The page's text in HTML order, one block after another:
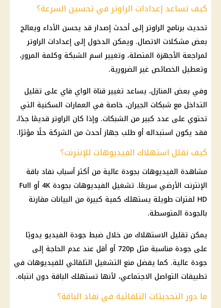
كيف تساعد إعدادات الراوتر في تحسين السرعة؟
تحديث برنامج الراوتر إلى أحدث إصدار قد يحسن الأداء ويعالج
بعض مشكلات الاتصال. ويمكن الدخول إلى إعدادات الراوتر
لمراجعة الأجهزة المتصلة، وتغيير اسم الشبكة وكلمة المرور،
وتعطيل الخصائص غير الضرورية.
وفي بعض المنازل، يساعد تغيير قناة الواي فاي على تقليل
التداخل مع شبكات الجيران، خاصة في العمارات السكنية التي
تحتوي على عدد كبير من الشبكات. وإذا كان الراوتر قديمًا جدًا،
فقد يكون استبداله أو طلب جهاز أحدث من الشركة حلًا مؤثرًا.
كيف تقلل استهلاك الفيديوهات للإنترنت؟
مشاهدة الفيديوهات بجودة عالية من أكثر أسباب نفاد باقة
الإنترنت الأرضي سريعًا. تشغيل الفيديوهات بجودة 4K أو Full
HD لفترات طويلة يستهلك كمية كبيرة من البيانات مقارنة
بالجودة المتوسطة.
يمكن تقليل الاستهلاك من خلال ضبط جودة الفيديو يدويًا
على جودة مناسبة مثل 720p أو أقل عند عدم الحاجة إلى
جودة عالية. كما يفضل منع التشغيل التلقائي للفيديوهات في
تطبيقات التواصل الاجتماعي، لأنها تستهلك الباقة دون انتباه.
ما دور التحديثات التلقائية في نفاد الباقة؟